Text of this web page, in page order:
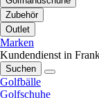
Zubehör
Outlet
Marken
Kundendienst in
Suchen
Golfbälle
Golfschuhe